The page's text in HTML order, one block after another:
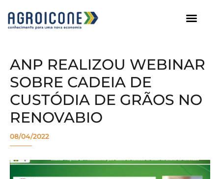
ANP REALIZOU WEBINAR
SOBRE CADEIA DE
CUSTÓDIA DE GRÃOS NO
RENOVABIO
08/04/2022